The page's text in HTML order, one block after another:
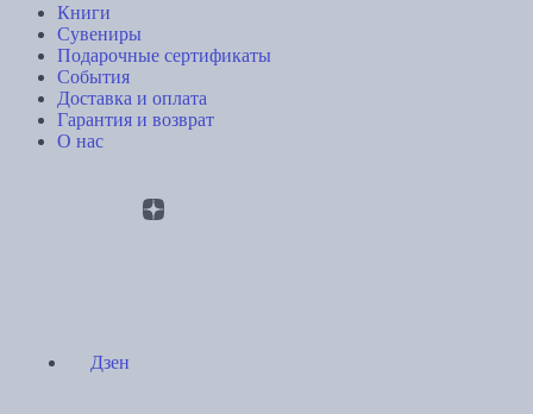
Книги
Сувениры
Подарочные сертификаты
События
Доставка и оплата
Гарантия и возврат
О нас
Дзен